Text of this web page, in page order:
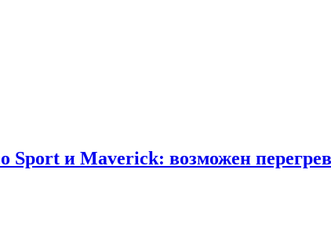
Sport и Maverick: возможен перегрев